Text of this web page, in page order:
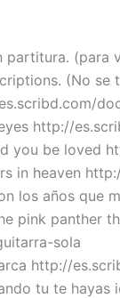
partitura. (para
(No se
http://
you be loved
in heaven
los años que
pink panther
sola
http://
tu te